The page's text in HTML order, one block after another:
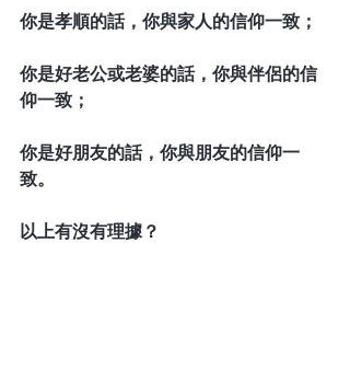
你是孝順的話，你與家人的信仰一致；
你是好老公或老婆的話，你與伴侶的信
仰一致；
你是好朋友的話，你與朋友的信仰一
致。
以上有沒有理據？